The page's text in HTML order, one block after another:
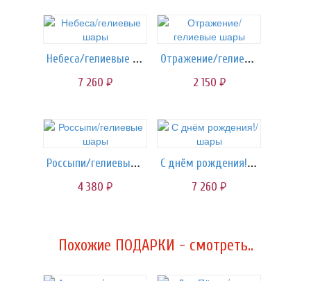
Небеса/гелиевые шары
7 260 руб.
Отражение/гелиевые шары
2 150 руб.
Россыпи/гелиевые шары
4 380 руб.
С днём рождения!/шары
7 260 руб.
Похожие ПОДАРКИ - смотреть..